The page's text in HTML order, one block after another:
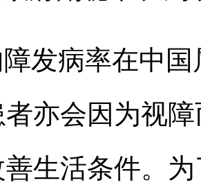
发病率在中国
亦会因为视
善生活条件。